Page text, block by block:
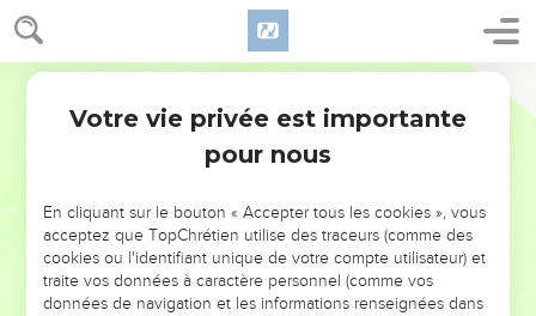
NE MANQUEZ PAS L’ÉVÉNEMENT
DE L’ANNÉE !
ET SI LEURS ERREURS POUVAIENT VOUS ÉVITER LES
VOTRES ?
Votre vie privée est importante
pour nous
En cliquant sur le bouton « Accepter tous les cookies », vous
acceptez que TopChrétien utilise des traceurs (comme des
cookies ou l'identifiant unique de votre compte utilisateur) et
traite vos données à caractère personnel (comme vos
données de navigation et les informations renseignées dans